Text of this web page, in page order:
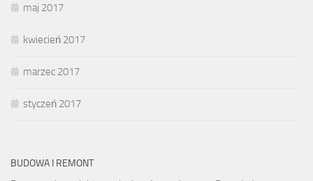
maj 2017
kwiecień 2017
marzec 2017
styczeń 2017
BUDOWA I REMONT